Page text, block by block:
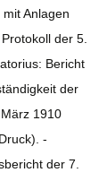
Anlagen
der 5.
Bericht
der
1910
-
der 7.